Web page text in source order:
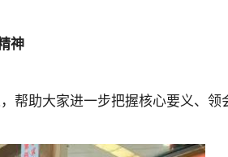
神
帮助大家进一步把握核心要义、领